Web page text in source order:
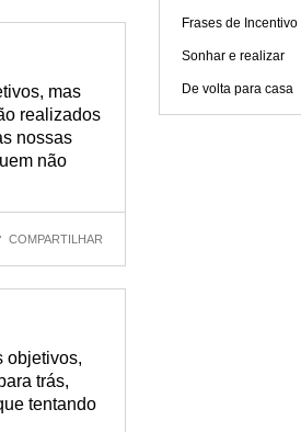
mas
realizados
nossas
não
COMPARTILHAR
objetivos,
trás,
tentando
Frases de Incentivo
Sonhar e realizar
De volta para casa